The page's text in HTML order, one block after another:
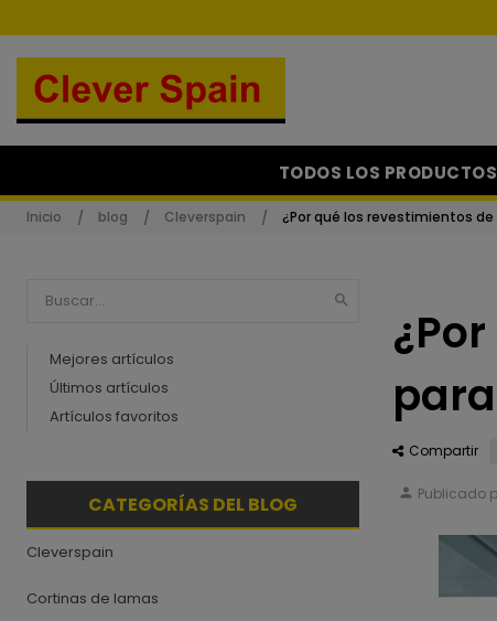
TODOS LOS PRODUCTOS
Inicio blog Cleverspain ¿Por qué los revestimientos

Mejores artículos
Últimos artículos
Artículos favoritos
CATEGORÍAS DEL BLOG
Cleverspain
Cortinas de lamas
Compartir
person Publicado